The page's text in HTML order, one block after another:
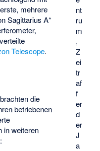
nt
ru
m
,
Z
ei
tr
af
f
er
d
er
J
a
mehrere
Sagittarius A*
Telescope.
die
betriebenen
in weiteren